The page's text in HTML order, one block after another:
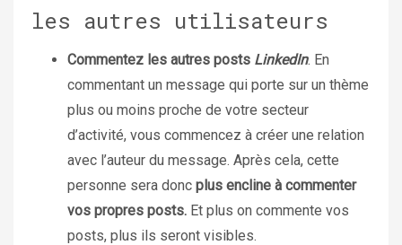
les autres utilisateurs
Commentez les autres posts LinkedIn. En
commentant un message qui porte sur un thème
plus ou moins proche de votre secteur
d’activité, vous commencez à créer une relation
avec l’auteur du message. Après cela, cette
personne sera donc plus encline à commenter
vos propres posts. Et plus on commente vos
posts, plus ils seront visibles.